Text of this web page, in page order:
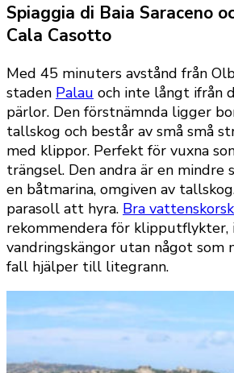
Spiaggia di Baia Saraceno
Cala Casotto
Med 45 minuters avstånd från
staden Palau och inte långt ifrån
pärlor. Den förstnämnda ligger
tallskog och består av små små
med klippor. Perfekt för vuxna
trängsel. Den andra är en mindre
en båtmarina, omgiven av
parasoll att hyra. Bra
rekommendera för
vandringskängor utan något som
fall hjälper till litegrann.